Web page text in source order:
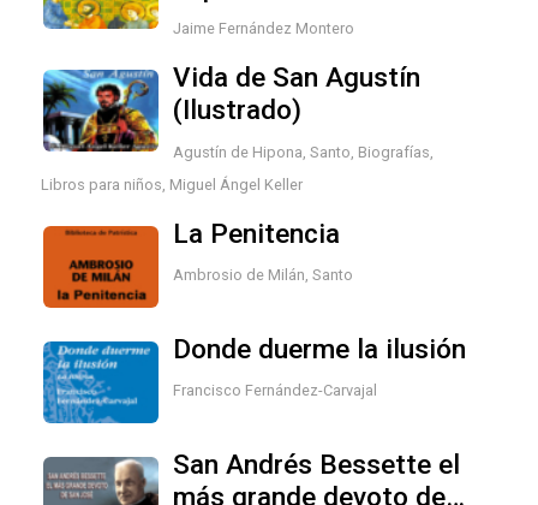
Jaime Fernández Montero
Vida de San Agustín
(Ilustrado)
Agustín de Hipona, Santo Biografías
Libros para niños Miguel Ángel Keller
La Penitencia
Ambrosio de Milán, Santo
Donde duerme la ilusión
Francisco Fernández-Carvajal
San Andrés Bessette el
más grande devoto de
ACCEDER
Iniciar sesión con Google